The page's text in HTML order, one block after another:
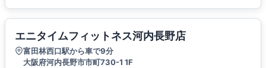
エニタイムフィットネス河内長野店
富田林西口駅から車で9分
大阪府河内長野市市町730-1 1F